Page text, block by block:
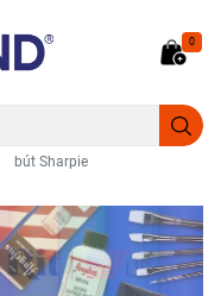
bút Sharpie
0